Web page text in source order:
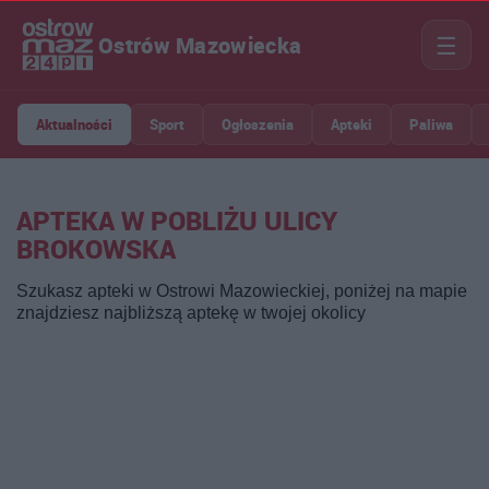
Ostrów Mazowiecka ☰
Aktualności Sport Ogłoszenia Apteki Paliwa
APTEKA W POBLIŻU ULICY
BROKOWSKA
Szukasz apteki w Ostrowi Mazowieckiej, poniżej na mapie
znajdziesz najbliższą aptekę w twojej okolicy